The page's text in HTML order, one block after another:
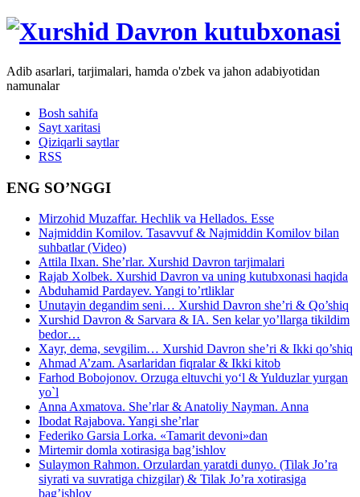
Adib asarlari, tarjimalari, hamda o'zbek va jahon adabiyotidan
namunalar
Bosh sahifa
Sayt xaritasi
Qiziqarli saytlar
RSS
ENG SO’NGGI
Mirzohid Muzaffar. Hechlik va Hellados. Esse
Najmiddin Komilov. Tasavvuf & Najmiddin Komilov bilan
suhbatlar (Video)
Attila Ilxan. She’rlar. Xurshid Davron tarjimalari
Rajab Xolbek. Xurshid Davron va uning kutubxonasi haqida
Abduhamid Pardayev. Yangi to’rtliklar
Unutayin degandim seni… Xurshid Davron she’ri & Qo’shiq
Xurshid Davron & Sarvara & IA. Sen kelar yo’llarga tikildim
bedor…
Xayr, dema, sevgilim… Xurshid Davron she’ri & Ikki qo’shiq
Ahmad A’zam. Asarlaridan fiqralar & Ikki kitob
Farhod Bobojonov. Orzuga eltuvchi yo‘l & Yulduzlar yurgan
yo`l
Anna Axmatova. She’rlar & Anatoliy Nayman. Anna
Ibodat Rajabova. Yangi she’rlar
Federiko Garsia Lorka. «Tamarit devoni»dan
Mirtemir domla xotirasiga bag’ishlov
Sulaymon Rahmon. Orzulardan yaratdi dunyo. (Tilak Jo’ra
siyrati va suvratiga chizgilar) & Tilak Jo’ra xotirasiga
bag’ishlov